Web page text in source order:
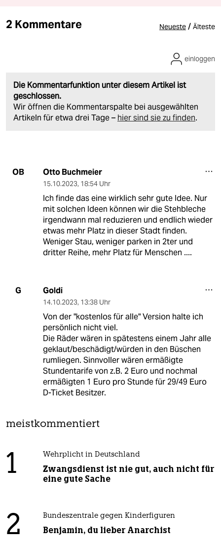
2 Kommentare Neueste / Älteste
Die Kommentarfunktion unter diesem Artikel ist
geschlossen.
Wir öffnen die Kommentarspalte bei ausgewählten
Artikeln für etwa drei Tage – hier sind sie zu finden.
einloggen
OB Otto Buchmeier
15.10.2023, 18:54 Uhr
Ich finde das eine wirklich sehr gute Idee. Nur
mit solchen Ideen können wir die Stehbleche
irgendwann mal reduzieren und endlich wieder
etwas mehr Platz in dieser Stadt finden.
Weniger Stau, weniger parken in 2ter und
dritter Reihe, mehr Platz für Menschen ....
G Goldi
14.10.2023, 13:38 Uhr
Von der "kostenlos für alle" Version halte ich
persönlich nicht viel.
Die Räder wären in spätestens einem Jahr alle
geklaut/beschädigt/würden in den Büschen
rumliegen. Sinnvoller wären ermäßigte
Stundentarife von z.B. 2 Euro und nochmal
ermäßigten 1 Euro pro Stunde für 29/49 Euro
D-Ticket Besitzer.
meistkommentiert
1 Wehrplicht in Deutschland
Zwangsdienst ist nie gut, auch nicht für
eine gute Sache
2 Bundeszentrale gegen Kinderfiguren
Benjamin, du lieber Anarchist